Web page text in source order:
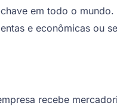
em todo o
e econômicas ou
recebe